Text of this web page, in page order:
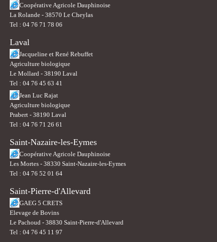
Coopérative Agricole Dauphinoise
La Rolande - 38570 Le Cheylas
Tel : 04 76 71 78 06
Laval
Jacqueline et René Rebuffet
Agriculture biologique
Le Mollard - 38190 Laval
Tel : 04 76 45 63 41
Jean Luc Rajat
Agriculture biologique
Prabert - 38190 Laval
Tel : 04 76 71 26 61
Saint-Nazaire-les-Eymes
Coopérative Agricole Dauphinoise
Les Mortes - 38330 Saint-Nazaire-les-Eymes
Tel : 04 76 52 01 64
Saint-Pierre-d'Allevard
GAEG 5 CRETS
Elevage de Bovins
Le Pachoud - 38830 Saint-Pierre-d'Allevard
Tel : 04 76 45 11 97